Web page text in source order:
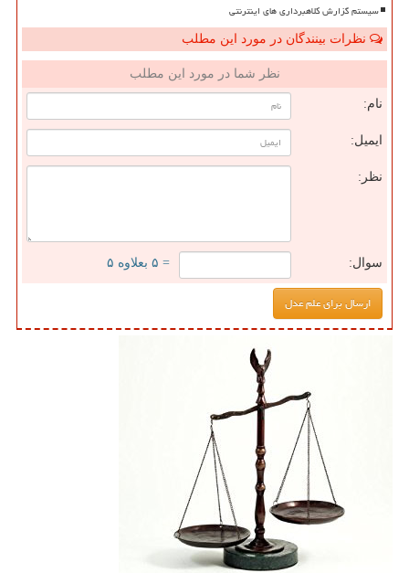
سیستم گزارش کلاهبرداری های اینترنتی
نظرات بینندگان در مورد این مطلب
نظر شما در مورد این مطلب
نام:
ایمیل:
نظر:
سوال: = ۵ بعلاوه ۵